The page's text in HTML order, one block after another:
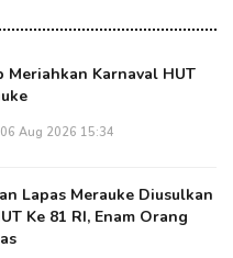
Meriahkan Karnaval HUT
06 Aug 2026 15:34
Lapas Merauke Diusulkan
Ke 81 RI, Enam Orang